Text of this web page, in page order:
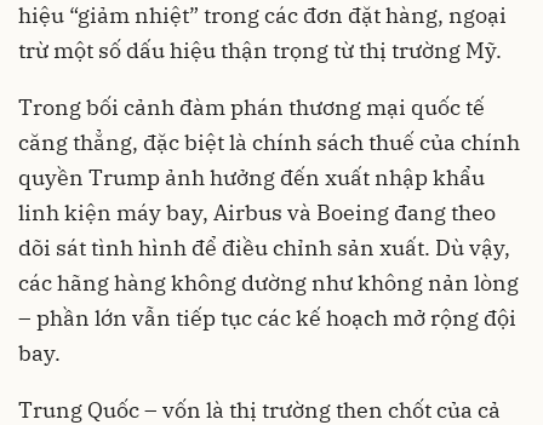
hiệu “giảm nhiệt” trong các đơn đặt hàng, ngoại
trừ một số dấu hiệu thận trọng từ thị trường Mỹ.
Trong bối cảnh đàm phán thương mại quốc tế
căng thẳng, đặc biệt là chính sách thuế của chính
quyền Trump ảnh hưởng đến xuất nhập khẩu
linh kiện máy bay, Airbus và Boeing đang theo
dõi sát tình hình để điều chỉnh sản xuất. Dù vậy,
các hãng hàng không dường như không nản lòng
– phần lớn vẫn tiếp tục các kế hoạch mở rộng đội
bay.
Trung Quốc – vốn là thị trường then chốt của cả